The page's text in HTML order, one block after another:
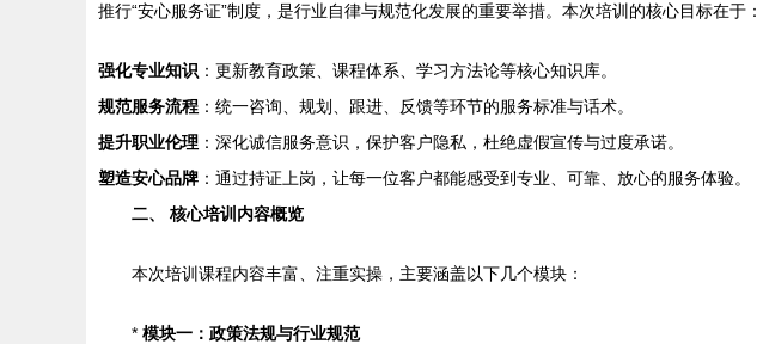
推行“安心服务证”制度，是行业自律与规范化发展的重要举措。本次培训的核心目标在于：
强化专业知识 ：更新教育政策、课程体系、学习方法论等核心知识库。
规范服务流程 ：统一咨询、规划、跟进、反馈等环节的服务标准与话术。
提升职业伦理 ：深化诚信服务意识，保护客户隐私，杜绝虚假宣传与过度承诺。
塑造安心品牌 ：通过持证上岗，让每一位客户都能感受到专业、可靠、放心的服务体验。
二、 核心培训内容概览
本次培训课程内容丰富、注重实操，主要涵盖以下几个模块：
* 模块一：政策法规与行业规范